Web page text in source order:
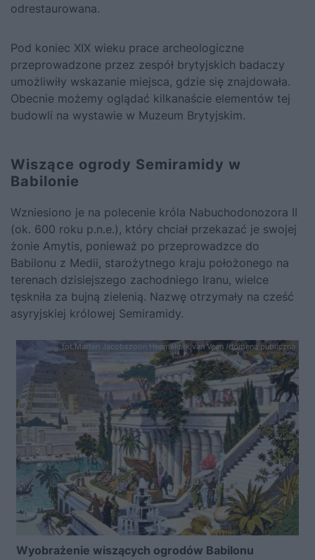
odrestaurowana.
Pod koniec XIX wieku prace archeologiczne
przeprowadzone przez zespół brytyjskich badaczy
umożliwiły wskazanie miejsca, gdzie się znajdowała.
Obecnie możemy oglądać kilkanaście elementów tej
budowli na wystawie w Muzeum Brytyjskim.
Wiszące ogrody Semiramidy w
Babilonie
Wzniesiono je na polecenie króla Nabuchodonozora II
(ok. 600 roku p.n.e.), który chciał przekazać je swojej
żonie Amytis, ponieważ po przeprowadzce do
Babilonu z Medii, starożytnego kraju położonego na
terenach dzisiejszego zachodniego Iranu, wielce
tęskniła za bujną zielenią. Nazwę otrzymały na cześć
asyryjskiej królowej Semiramidy.
fot.Marten Jacobszoon Heemskerk van Veen /domena publiczna
Wyobrażenie wiszących ogrodów Babilonu